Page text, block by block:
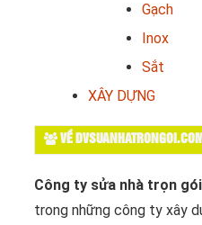
Gạch
Inox
Sắt
XÂY DỰNG
VỀ DVSUANHATRONGOI.COM
Công ty sửa nhà trọn
trong những công ty xây